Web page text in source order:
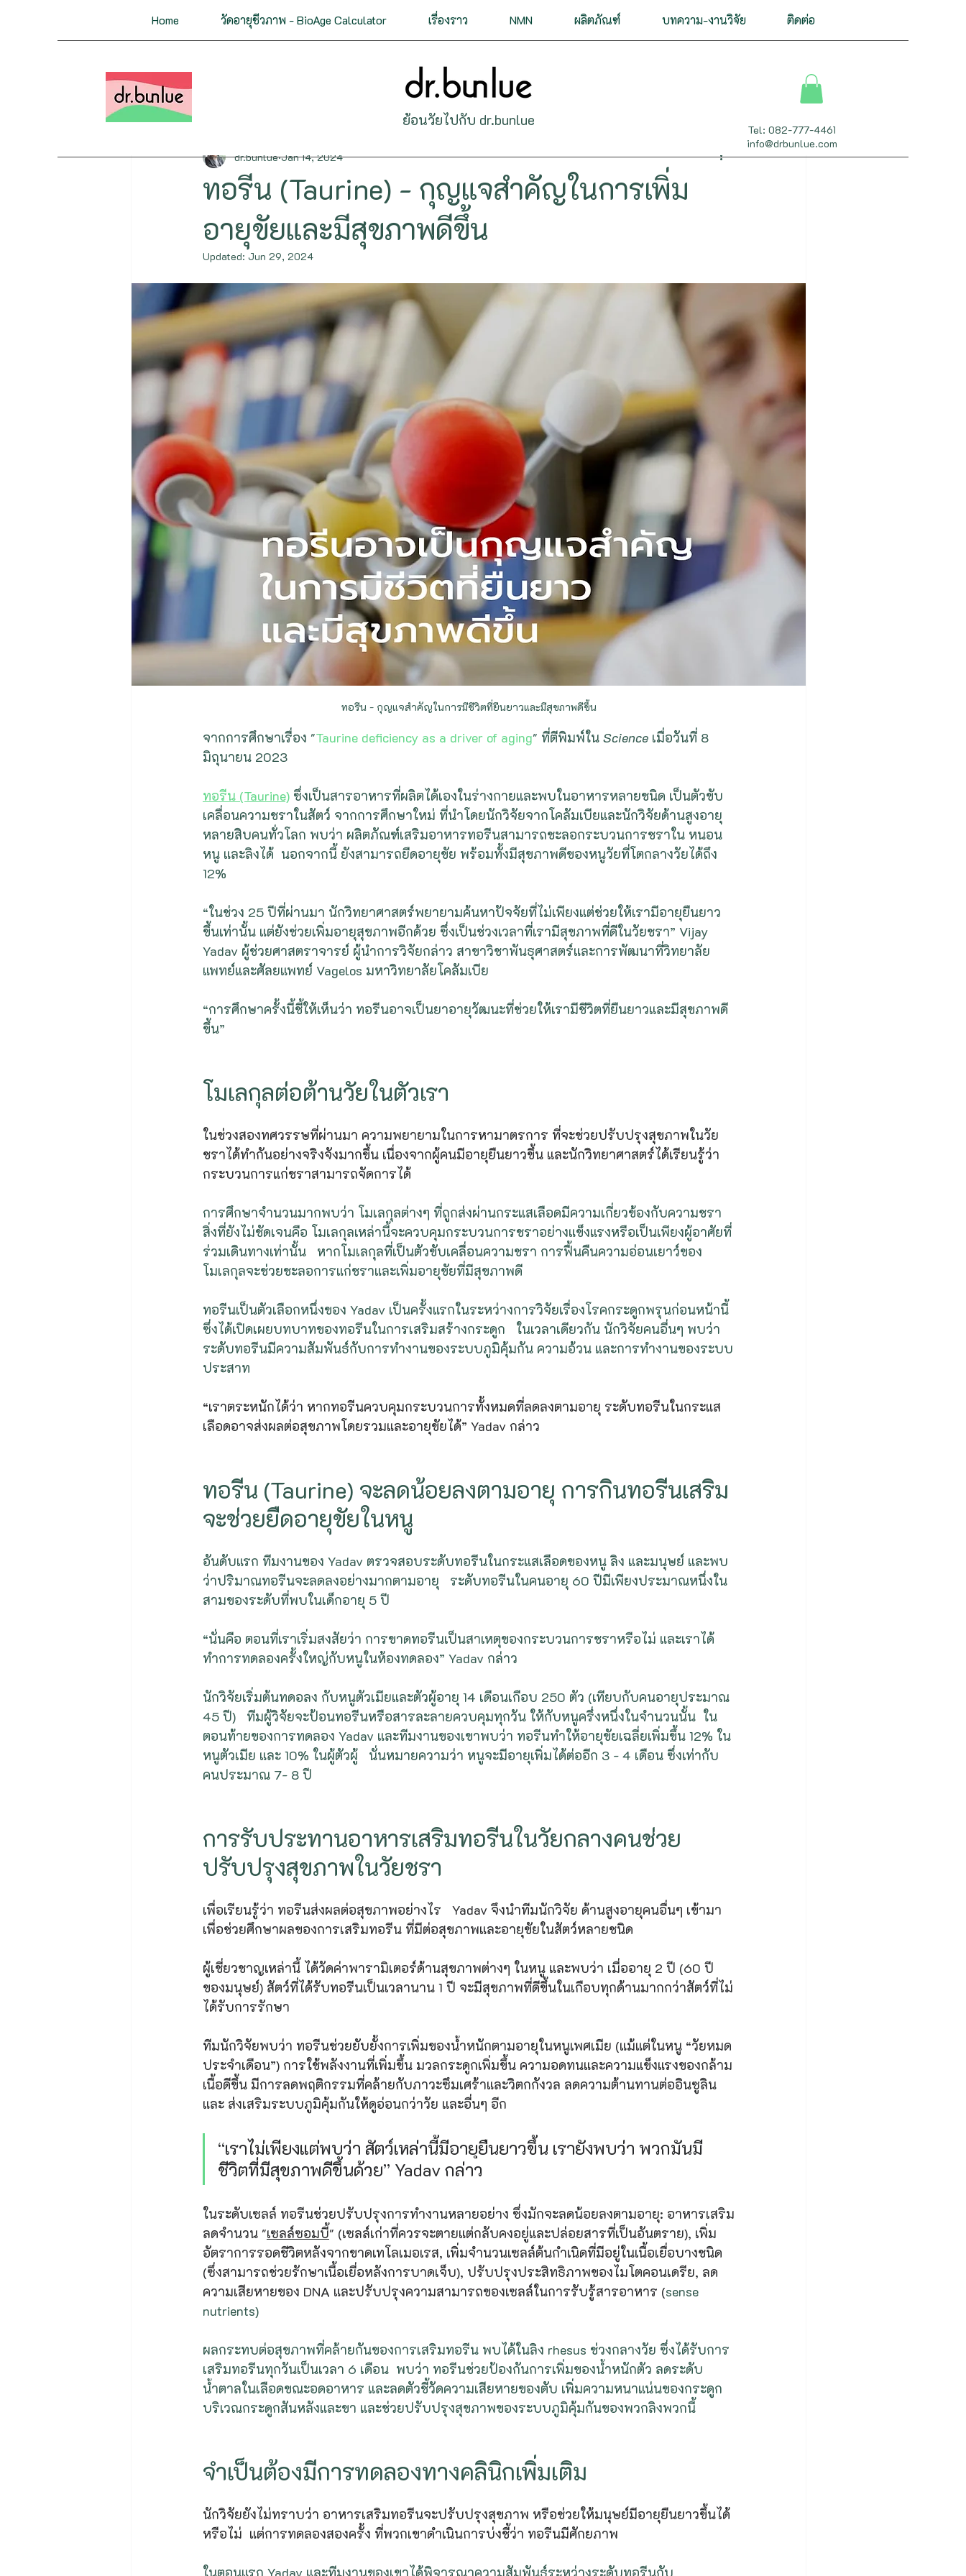
Home วัดอายุชีวภาพ - BioAge Calculator เรื่องราว NMN ผลิตภัณฑ์ บทความ-งานวิจัย ติดต่อ
ย้อนวัยไปกับ dr.bunlue
Tel: 082-777-4461
info@drbunlue.com
All Posts ทางเดินหายใจ ทางเดินอาหาร
กระดูกและกล้ามเนื้อ ต่อมไร้ท่อ ภูมิต้านทาน ติดเชื้อ ทางเดินปัสสาวะ สืบพันธุ์
ฟื้นฟูสุขภาพ สารและสมุนไพรชะลอวัย
Biohacker
ทอรีน (Taurine) - กุญแจสำคัญในการเพิ่ม
อายุขัยและมีสุขภาพดีขึ้น
dr.bunlue Jan 14, 2024
Updated: Jun 29, 2024
ทอรีน - กุญแจสำคัญในการมีชีวิตที่ยืนยาวและมีสุขภาพดีขึ้น
จากการศึกษาเรื่อง "Taurine deficiency as a driver of aging" ที่ตีพิมพ์ใน Science เมื่อวันที่ 8
มิถุนายน 2023
ทอรีน (Taurine) ซึ่งเป็นสารอาหารที่ผลิตได้เองในร่างกายและพบในอาหารหลายชนิด เป็นตัวขับ
เคลื่อนความชราในสัตว์ จากการศึกษาใหม่ ที่นําโดยนักวิจัยจากโคลัมเบียและนักวิจัยด้านสูงอายุ
หลายสิบคนทั่วโลก พบว่า ผลิตภัณฑ์เสริมอาหารทอรีนสามารถชะลอกระบวนการชราใน หนอน
หนู และลิงได้  นอกจากนี้ ยังสามารถยืดอายุขัย พร้อมทั้งมีสุขภาพดีของหนูวัยที่โตกลางวัยได้ถึง
12%
“ในช่วง 25 ปีที่ผ่านมา นักวิทยาศาสตร์พยายามค้นหาปัจจัยที่ไม่เพียงแต่ช่วยให้เรามีอายุยืนยาว
ขึ้นเท่านั้น แต่ยังช่วยเพิ่มอายุสุขภาพอีกด้วย ซึ่งเป็นช่วงเวลาที่เรามีสุขภาพที่ดีในวัยชรา” Vijay
Yadav ผู้ช่วยศาสตราจารย์ ผู้นำการวิจัยกล่าว สาขาวิชาพันธุศาสตร์และการพัฒนาที่วิทยาลัย
แพทย์และศัลยแพทย์ Vagelos มหาวิทยาลัยโคลัมเบีย
“การศึกษาครั้งนี้ชี้ให้เห็นว่า ทอรีนอาจเป็นยาอายุวัฒนะที่ช่วยให้เรามีชีวิตที่ยืนยาวและมีสุขภาพดี
ขึ้น”
โมเลกุลต่อต้านวัยในตัวเรา
ในช่วงสองทศวรรษที่ผ่านมา ความพยายามในการหามาตรการ ที่จะช่วยปรับปรุงสุขภาพในวัย
ชราได้ทำกันอย่างจริงจังมากขึ้น เนื่องจากผู้คนมีอายุยืนยาวขึ้น และนักวิทยาศาสตร์ได้เรียนรู้ว่า
กระบวนการแก่ชราสามารถจัดการได้
การศึกษาจำนวนมากพบว่า โมเลกุลต่างๆ ที่ถูกส่งผ่านกระแสเลือดมีความเกี่ยวข้องกับความชรา
สิ่งที่ยังไม่ชัดเจนคือ โมเลกุลเหล่านี้จะควบคุมกระบวนการชราอย่างแข็งแรงหรือเป็นเพียงผู้อาศัยที่
ร่วมเดินทางเท่านั้น   หากโมเลกุลที่เป็นตัวขับเคลื่อนความชรา การฟื้นคืนความอ่อนเยาว์ของ
โมเลกุลจะช่วยชะลอการแก่ชราและเพิ่มอายุขัยที่มีสุขภาพดี
ทอรีนเป็นตัวเลือกหนึ่งของ Yadav เป็นครั้งแรกในระหว่างการวิจัยเรื่องโรคกระดูกพรุนก่อนหน้านี้
ซึ่งได้เปิดเผยบทบาทของทอรีนในการเสริมสร้างกระดูก   ในเวลาเดียวกัน นักวิจัยคนอื่นๆ พบว่า
ระดับทอรีนมีความสัมพันธ์กับการทำงานของระบบภูมิคุ้มกัน ความอ้วน และการทำงานของระบบ
ประสาท
“เราตระหนักได้ว่า หากทอรีนควบคุมกระบวนการทั้งหมดที่ลดลงตามอายุ ระดับทอรีนในกระแส
เลือดอาจส่งผลต่อสุขภาพโดยรวมและอายุขัยได้” Yadav กล่าว
ทอรีน (Taurine) จะลดน้อยลงตามอายุ การกินทอรีนเสริม
จะช่วยยืดอายุขัยในหนู
อันดับแรก ทีมงานของ Yadav ตรวจสอบระดับทอรีนในกระแสเลือดของหนู ลิง และมนุษย์ และพบ
ว่าปริมาณทอรีนจะลดลงอย่างมากตามอายุ   ระดับทอรีนในคนอายุ 60 ปีมีเพียงประมาณหนึ่งใน
สามของระดับที่พบในเด็กอายุ 5 ปี
“นั่นคือ ตอนที่เราเริ่มสงสัยว่า การขาดทอรีนเป็นสาเหตุของกระบวนการชราหรือไม่ และเราได้
ทำการทดลองครั้งใหญ่กับหนูในห้องทดลอง” Yadav กล่าว
นักวิจัยเริ่มต้นทดอลง กับหนูตัวเมียและตัวผู้อายุ 14 เดือนเกือบ 250 ตัว (เทียบกับคนอายุประมาณ
45 ปี)   ทีมผู้วิจัยจะป้อนทอรีนหรือสารละลายควบคุมทุกวัน ให้กับหนูครึ่งหนึ่งในจำนวนนั้น  ใน
ตอนท้ายของการทดลอง Yadav และทีมงานของเขาพบว่า ทอรีนทำให้อายุขัยเฉลี่ยเพิ่มขึ้น 12% ใน
หนูตัวเมีย และ 10% ในผู้ตัวผู้   นั่นหมายความว่า หนูจะมีอายุเพิ่มได้ต่ออีก 3 - 4 เดือน ซึ่งเท่ากับ
คนประมาณ 7- 8 ปี
การรับประทานอาหารเสริมทอรีนในวัยกลางคนช่วย
ปรับปรุงสุขภาพในวัยชรา
เพื่อเรียนรู้ว่า ทอรีนส่งผลต่อสุขภาพอย่างไร   Yadav จึงนำทีมนักวิจัย ด้านสูงอายุคนอื่นๆ เข้ามา
เพื่อช่วยศึกษาผลของการเสริมทอรีน ที่มีต่อสุขภาพและอายุขัยในสัตว์หลายชนิด
ผู้เชี่ยวชาญเหล่านี้ ได้วัดค่าพารามิเตอร์ด้านสุขภาพต่างๆ ในหนู และพบว่า เมื่ออายุ 2 ปี (60 ปี
ของมนุษย์) สัตว์ที่ได้รับทอรีนเป็นเวลานาน 1 ปี จะมีสุขภาพที่ดีขึ้นในเกือบทุกด้านมากกว่าสัตว์ที่ไม่
ได้รับการรักษา
ทีมนักวิจัยพบว่า ทอรีนช่วยยับยั้งการเพิ่มของน้ำหนักตามอายุในหนูเพศเมีย (แม้แต่ในหนู “วัยหมด
ประจำเดือน”) การใช้พลังงานที่เพิ่มขึ้น มวลกระดูกเพิ่มขึ้น ความอดทนและความแข็งแรงของกล้าม
เนื้อดีขึ้น มีการลดพฤติกรรมที่คล้ายกับภาวะซึมเศร้าและวิตกกังวล ลดความต้านทานต่ออินซูลิน
และ ส่งเสริมระบบภูมิคุ้มกันให้ดูอ่อนกว่าวัย และอื่นๆ อีก
“เราไม่เพียงแต่พบว่า สัตว์เหล่านี้มีอายุยืนยาวขึ้น เรายังพบว่า พวกมันมี
ชีวิตที่มีสุขภาพดีขึ้นด้วย” Yadav กล่าว
ในระดับเซลล์ ทอรีนช่วยปรับปรุงการทำงานหลายอย่าง ซึ่งมักจะลดน้อยลงตามอายุ: อาหารเสริม
ลดจำนวน "เซลล์ซอมบี้" (เซลล์เก่าที่ควรจะตายแต่กลับคงอยู่และปล่อยสารที่เป็นอันตราย), เพิ่ม
อัตราการรอดชีวิตหลังจากขาดเทโลเมอเรส, เพิ่มจำนวนเซลล์ต้นกำเนิดที่มีอยู่ในเนื้อเยื่อบางชนิด
(ซึ่งสามารถช่วยรักษาเนื้อเยื่อหลังการบาดเจ็บ), ปรับปรุงประสิทธิภาพของไมโตคอนเดรีย, ลด
ความเสียหายของ DNA และปรับปรุงความสามารถของเซลล์ในการรับรู้สารอาหาร (sense
nutrients)
ผลกระทบต่อสุขภาพที่คล้ายกันของการเสริมทอรีน พบได้ในลิง rhesus ช่วงกลางวัย ซึ่งได้รับการ
เสริมทอรีนทุกวันเป็นเวลา 6 เดือน  พบว่า ทอรีนช่วยป้องกันการเพิ่มของน้ำหนักตัว ลดระดับ
น้ำตาลในเลือดขณะอดอาหาร และลดตัวชี้วัดความเสียหายของตับ เพิ่มความหนาแน่นของกระดูก
บริเวณกระดูกสันหลังและขา และช่วยปรับปรุงสุขภาพของระบบภูมิคุ้มกันของพวกลิงพวกนี้
จำเป็นต้องมีการทดลองทางคลินิกเพิ่มเติม
นักวิจัยยังไม่ทราบว่า อาหารเสริมทอรีนจะปรับปรุงสุขภาพ หรือช่วยให้มนุษย์มีอายุยืนยาวขึ้นได้
หรือไม่  แต่การทดลองสองครั้ง ที่พวกเขาดำเนินการบ่งชี้ว่า ทอรีนมีศักยภาพ
ในตอนแรก Yadav และทีมงานของเขาได้พิจารณาความสัมพันธ์ระหว่างระดับทอรีนกับ